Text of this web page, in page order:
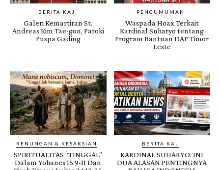
BERITA KAJ
Galeri Kemartiran St.
Andreas Kim Tae-gon, Paroki
Puspa Gading
PENGUMUMAN
Waspada Hoax Terkait
Kardinal Suharyo tentang
Program Bantuan DAP Timor
Leste
RENUNGAN & KESAKSIAN
SPIRITUALITAS “TINGGAL”
Dalam Yohanes 15:9-11 Dan
BERITA KAJ
KARDINAL SUHARYO: INI
DUA ALASAN PENTINGNYA